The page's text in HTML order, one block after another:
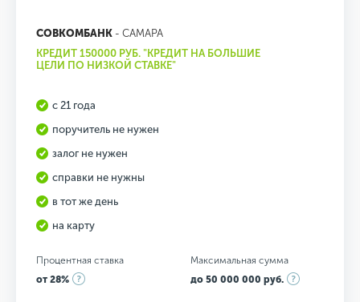
СОВКОМБАНК - САМАРА
КРЕДИТ 150000 РУБ. "КРЕДИТ НА БОЛЬШИЕ
ЦЕЛИ ПО НИЗКОЙ СТАВКЕ"
с 21 года
поручитель не нужен
залог не нужен
справки не нужны
в тот же день
на карту
Процентная ставка
от 28%
Максимальная сумма
до 50 000 000 руб.